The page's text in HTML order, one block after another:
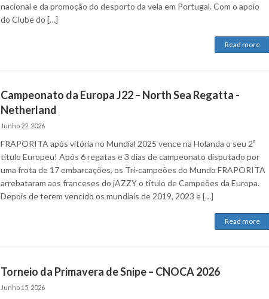
nacional e da promoção do desporto da vela em Portugal. Com o apoio
do Clube do […]
Read more
Campeonato da Europa J22 – North Sea Regatta -
Netherland
Junho 22, 2026
FRAPORITA após vitória no Mundial 2025 vence na Holanda o seu 2º
título Europeu! Após 6 regatas e 3 dias de campeonato disputado por
uma frota de 17 embarcações, os Tri-campeões do Mundo FRAPORITA
arrebataram aos franceses do jAZZY o título de Campeões da Europa.
Depois de terem vencido os mundiais de 2019, 2023 e […]
Read more
Torneio da Primavera de Snipe – CNOCA 2026
Junho 15, 2026